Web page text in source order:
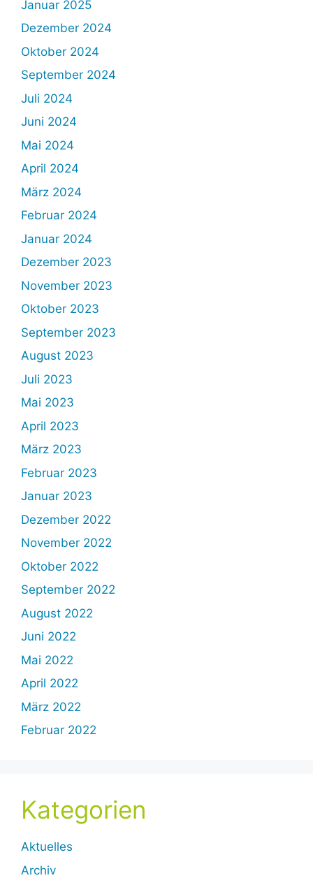
Januar 2025
Dezember 2024
Oktober 2024
September 2024
Juli 2024
Juni 2024
Mai 2024
April 2024
März 2024
Februar 2024
Januar 2024
Dezember 2023
November 2023
Oktober 2023
September 2023
August 2023
Juli 2023
Mai 2023
April 2023
März 2023
Februar 2023
Januar 2023
Dezember 2022
November 2022
Oktober 2022
September 2022
August 2022
Juni 2022
Mai 2022
April 2022
März 2022
Februar 2022
Kategorien
Aktuelles
Archiv